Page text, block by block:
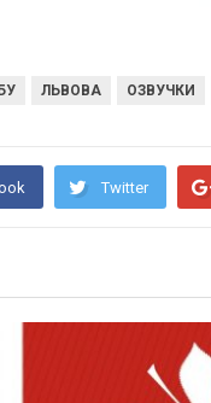
ЛЬВОВА ОЗВУЧКИ
Twitter